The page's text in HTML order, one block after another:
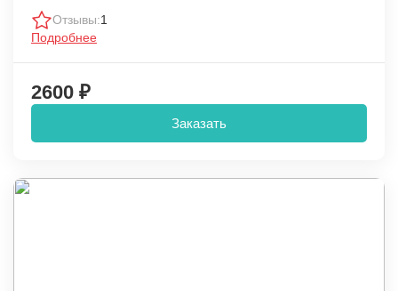
Отзывы:1
Подробнее
2600 ₽
Заказать